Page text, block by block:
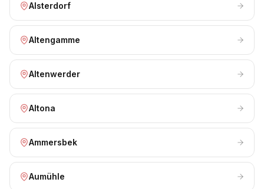
Alsterdorf
Altengamme
Altenwerder
Altona
Ammersbek
Aumühle